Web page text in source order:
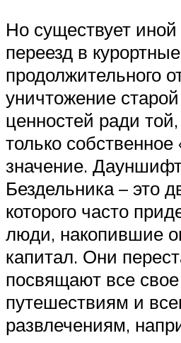
Но существует
переезд в
продолжительного
уничтожение
ценностей ради
только
значение.
Бездельника – это
которого часто
люди, накопившие
капитал. Они
посвящают все
путешествиям и
развлечениям,